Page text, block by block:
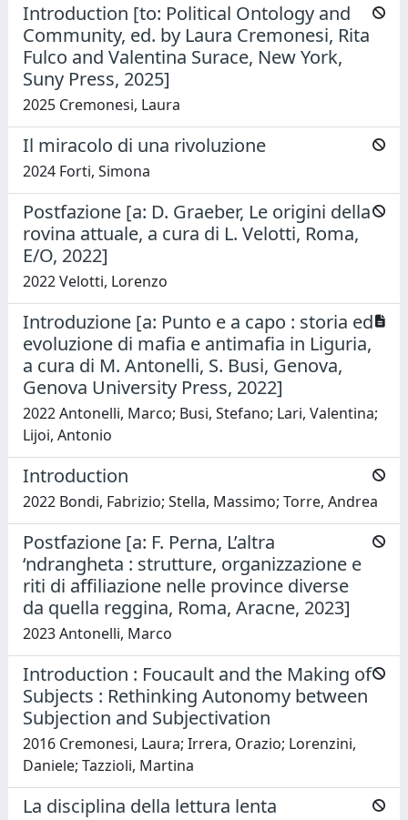
Introduction [to: Political Ontology and
Community, ed. by Laura Cremonesi, Rita
Fulco and Valentina Surace, New York,
Suny Press, 2025]
2025 Cremonesi, Laura
Il miracolo di una rivoluzione
2024 Forti, Simona
Postfazione [a: D. Graeber, Le origini della
rovina attuale, a cura di L. Velotti, Roma,
E/O, 2022]
2022 Velotti, Lorenzo
Introduzione [a: Punto e a capo : storia ed
evoluzione di mafia e antimafia in Liguria,
a cura di M. Antonelli, S. Busi, Genova,
Genova University Press, 2022]
2022 Antonelli, Marco; Busi, Stefano; Lari, Valentina;
Lijoi, Antonio
Introduction
2022 Bondi, Fabrizio; Stella, Massimo; Torre, Andrea
Postfazione [a: F. Perna, L’altra
‘ndrangheta : strutture, organizzazione e
riti di affiliazione nelle province diverse
da quella reggina, Roma, Aracne, 2023]
2023 Antonelli, Marco
Introduction : Foucault and the Making of
Subjects : Rethinking Autonomy between
Subjection and Subjectivation
2016 Cremonesi, Laura; Irrera, Orazio; Lorenzini,
Daniele; Tazzioli, Martina
La disciplina della lettura lenta